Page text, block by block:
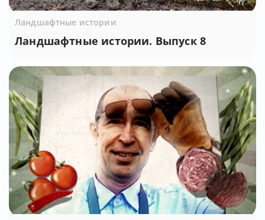
Ландшафтные истории
Ландшафтные истории. Выпуск 8